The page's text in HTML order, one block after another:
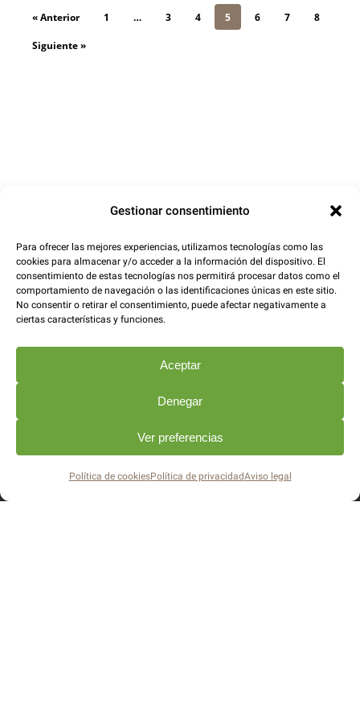
Gestionar consentimiento
Para ofrecer las mejores experiencias, utilizamos tecnologías como las
cookies para almacenar y/o acceder a la información del dispositivo. El
consentimiento de estas tecnologías nos permitirá procesar datos como el
comportamiento de navegación o las identificaciones únicas en este sitio.
No consentir o retirar el consentimiento, puede afectar negativamente a
ciertas características y funciones.
Aceptar
Denegar
Ver preferencias
Política de cookiesPolítica de privacidadAviso legal
« Anterior 1 … 3 4 5 6 7 8
Siguiente »